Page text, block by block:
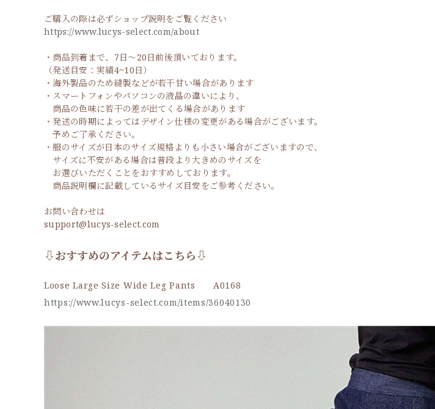
ご購入の際は必ずショップ説明をご覧ください
https://www.lucys-select.com/about
・商品到着まで、7日～20日前後頂いております。
（発送目安：実績4~10日）
・海外製品のため縫製などが若干甘い場合があります
・スマートフォンやパソコンの液晶の違いにより、
商品の色味に若干の差が出てくる場合があります
・発送の時期によってはデザイン仕様の変更がある場合がございます。
予めご了承ください。
・服のサイズが日本のサイズ規格よりも小さい場合がございますので、
サイズに不安がある場合は普段より大きめのサイズを
お選びいただくことをおすすめしております。
商品説明欄に記載しているサイズ目安をご参考ください。
お問い合わせは
support@lucys-select.com
⇩おすすめのアイテムはこちら⇩
Loose Large Size Wide Leg Pants A0168
https://www.lucys-select.com/items/36040130